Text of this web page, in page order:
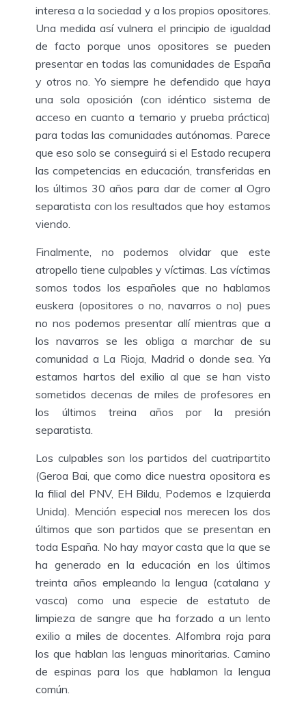
interesa a la sociedad y a los propios opositores.
Una medida así vulnera el principio de igualdad
de facto porque unos opositores se pueden
presentar en todas las comunidades de España
y otros no. Yo siempre he defendido que haya
una sola oposición (con idéntico sistema de
acceso en cuanto a temario y prueba práctica)
para todas las comunidades autónomas. Parece
que eso solo se conseguirá si el Estado recupera
las competencias en educación, transferidas en
los últimos 30 años para dar de comer al Ogro
separatista con los resultados que hoy estamos
viendo.
Finalmente, no podemos olvidar que este
atropello tiene culpables y víctimas. Las víctimas
somos todos los españoles que no hablamos
euskera (opositores o no, navarros o no) pues
no nos podemos presentar allí mientras que a
los navarros se les obliga a marchar de su
comunidad a La Rioja, Madrid o donde sea. Ya
estamos hartos del exilio al que se han visto
sometidos decenas de miles de profesores en
los últimos treina años por la presión
separatista.
Los culpables son los partidos del cuatripartito
(Geroa Bai, que como dice nuestra opositora es
la filial del PNV, EH Bildu, Podemos e Izquierda
Unida). Mención especial nos merecen los dos
últimos que son partidos que se presentan en
toda España. No hay mayor casta que la que se
ha generado en la educación en los últimos
treinta años empleando la lengua (catalana y
vasca) como una especie de estatuto de
limpieza de sangre que ha forzado a un lento
exilio a miles de docentes. Alfombra roja para
los que hablan las lenguas minoritarias. Camino
de espinas para los que hablamon la lengua
común.